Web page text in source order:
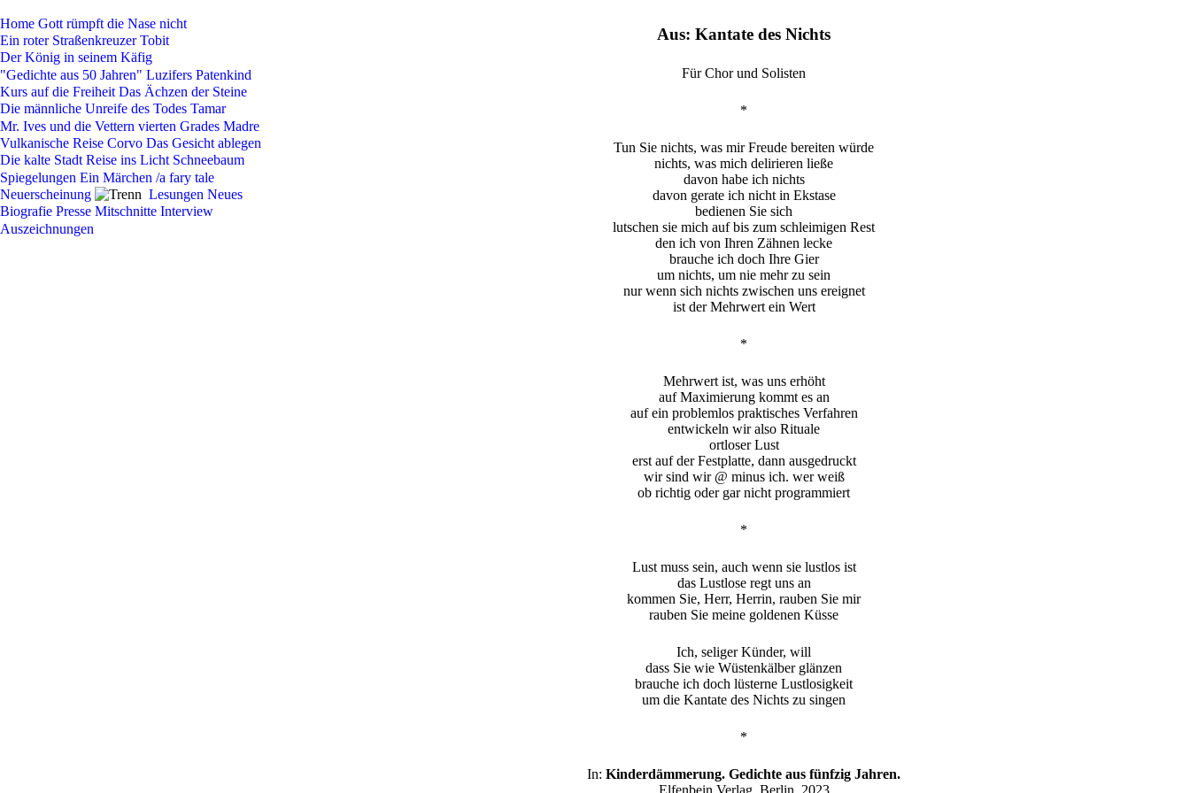
Home Gott rümpft die Nase nicht
Ein roter Straßenkreuzer Tobit
Der König in seinem Käfig
"Gedichte aus 50 Jahren" Luzifers Patenkind
Kurs auf die Freiheit Das Ächzen der Steine
Die männliche Unreife des Todes Tamar
Mr. Ives und die Vettern vierten Grades Madre
Vulkanische Reise Corvo Das Gesicht ablegen
Die kalte Stadt Reise ins Licht Schneebaum
Spiegelungen Ein Märchen /a fary tale
Neuerscheinung
Lesungen Neues
Biografie Presse Mitschnitte Interview
Auszeichnungen
Aus: Kantate des Nichts
Für Chor und Solisten
*
Tun Sie nichts, was mir Freude bereiten würde
nichts, was mich delirieren ließe
davon habe ich nichts
davon gerate ich nicht in Ekstase
bedienen Sie sich
lutschen sie mich auf bis zum schleimigen Rest
den ich von Ihren Zähnen lecke
brauche ich doch Ihre Gier
um nichts, um nie mehr zu sein
nur wenn sich nichts zwischen uns ereignet
ist der Mehrwert ein Wert
*
Mehrwert ist, was uns erhöht
auf Maximierung kommt es an
auf ein problemlos praktisches Verfahren
entwickeln wir also Rituale
ortloser Lust
erst auf der Festplatte, dann ausgedruckt
wir sind wir @ minus ich. wer weiß
ob richtig oder gar nicht programmiert
*
Lust muss sein, auch wenn sie lustlos ist
das Lustlose regt uns an
kommen Sie, Herr, Herrin, rauben Sie mir
rauben Sie meine goldenen Küsse
Ich, seliger Künder, will
dass Sie wie Wüstenkälber glänzen
brauche ich doch lüsterne Lustlosigkeit
um die Kantate des Nichts zu singen
*
In: Kinderdämmerung. Gedichte aus fünfzig Jahren.